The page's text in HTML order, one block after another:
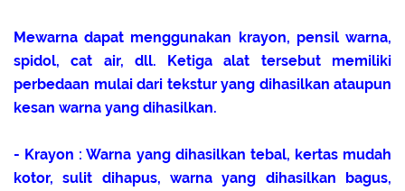
Mewarna dapat menggunakan krayon, pensil warna,
spidol, cat air, dll. Ketiga alat tersebut memiliki
perbedaan mulai dari tekstur yang dihasilkan ataupun
kesan warna yang dihasilkan.
- Krayon : Warna yang dihasilkan tebal, kertas mudah
kotor, sulit dihapus, warna yang dihasilkan bagus,